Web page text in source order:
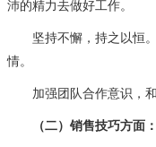
沛的精力去做好工作。
坚持不懈，持之以恒。
情。
加强团队合作意识，和
（二）销售技巧方面：